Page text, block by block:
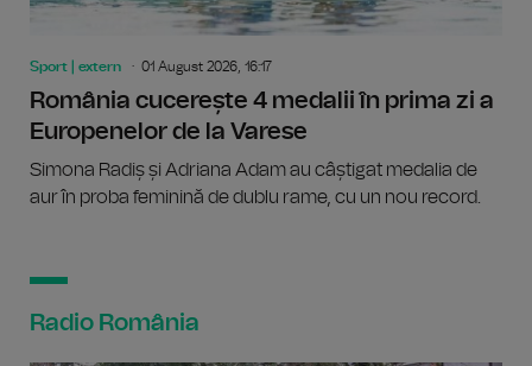
Sport | extern 01 August 2026, 16:17
România cucerește 4 medalii în prima zi a
Europenelor de la Varese
Simona Radiș și Adriana Adam au câștigat medalia de
aur în proba feminină de dublu rame, cu un nou record.
Radio România